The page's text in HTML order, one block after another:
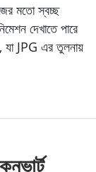
মতো স্বচ্ছ
দেখাতে পারে
যা JPG এর তুলনায়